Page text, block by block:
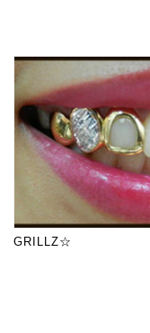
GRILLZ☆